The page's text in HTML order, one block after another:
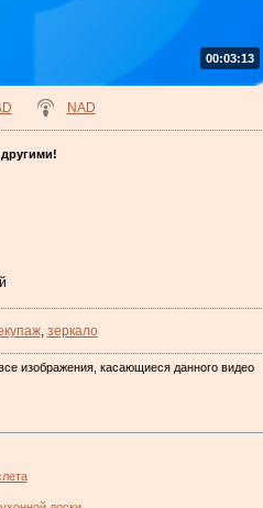
00:03:13
NAD
, зеркало
изображения, касающиеся данного видео